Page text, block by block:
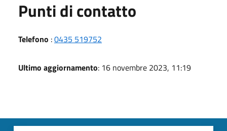
Punti di contatto
Telefono :0435 519752
Ultimo aggiornamento: 16 novembre 2023, 11:19